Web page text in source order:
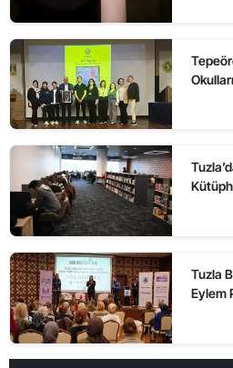
Tuzla
Eylem